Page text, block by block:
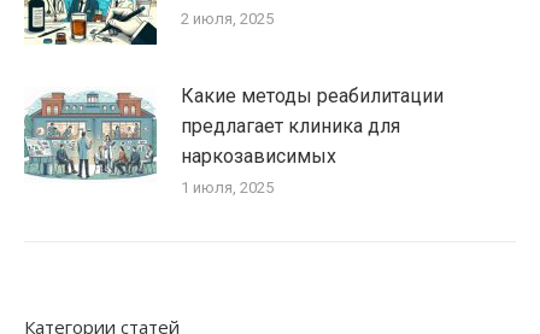
2 июля, 2025
Какие методы реабилитации
предлагает клиника для
наркозависимых
1 июля, 2025
Категории статей